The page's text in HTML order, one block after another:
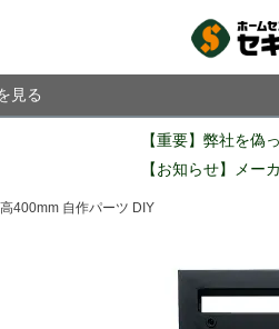
見る
【重要】弊社を偽
【お知らせ】メー
400mm 自作パーツ DIY